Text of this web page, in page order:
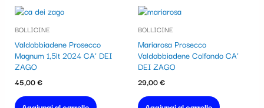
BOLLICINE
Valdobbiadene Prosecco
Magnum 1,5lt 2024 CA’ DEI
ZAGO
45,00€
BOLLICINE
Mariarosa Prosecco
Valdobbiadene Colfondo CA’
DEI ZAGO
29,00€